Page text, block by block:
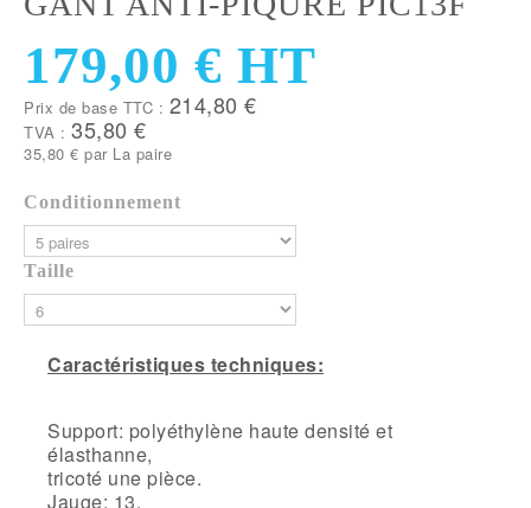
179,00 € HT
Prix de base TTC : 214,80 €
TVA : 35,80 €
35,80 € par La paire
Conditionnement
Taille
Caractéristiques techniques:
Support: polyéthylène haute densité et
élasthanne,
tricoté une pièce.
Jauge: 13.